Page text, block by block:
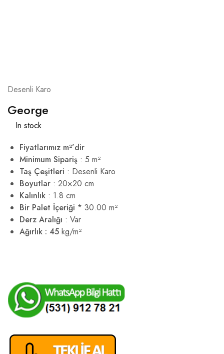
Desenli Karo
George
In stock
Fiyatlarımız m²’dir
Minimum Sipariş : 5 m²
Taş Çeşitleri : Desenli Karo
Boyutlar : 20×20 cm
Kalınlık : 1.8 cm
Bir Palet İçeriği * 30.00 m²
Derz Aralığı : Var
Ağırlık : 45 kg/m²